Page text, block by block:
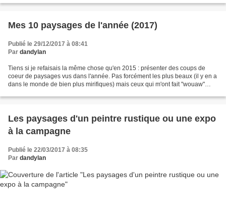
Mes 10 paysages de l'année (2017)
Publié le 29/12/2017 à 08:41
Par dandylan
Tiens si je refaisais la même chose qu'en 2015 : présenter des coups de
coeur de paysages vus dans l'année. Pas forcément les plus beaux (il y en a
dans le monde de bien plus mirifiques) mais ceux qui m'ont fait "wouaw"
Les paysages d'un peintre rustique ou une expo
à la campagne
Publié le 22/03/2017 à 08:35
Par dandylan